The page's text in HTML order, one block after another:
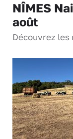
NÎMES
août
Découvrez les